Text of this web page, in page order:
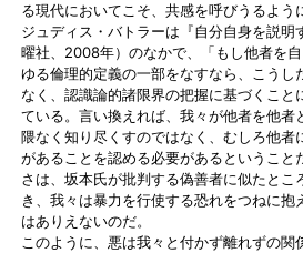
る現代においてこそ、共感を呼びうるよう
ジュディス・バトラーは『自分自身を説明
曜社、2008年）のなかで、「もし他者を
ゆる倫理的定義の一部をなすなら、こうし
なく、認識論的諸限界の把握に基づくこ
ている。言い換えれば、我々が他者を他者
隈なく知り尽くすのではなく、むしろ他
があることを認める必要があるということ
さは、坂本氏が批判する偽善者に似たとこ
き、我々は暴力を行使する恐れをつねに
はありえないのだ。
このように、悪は我々と付かず離れずの